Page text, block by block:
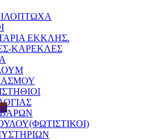
ΕΚΚΛΗΣ.
ΚΑΡΕΚΛΕΣ